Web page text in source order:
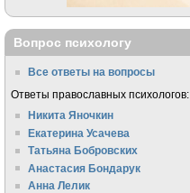
Вопрос психологу
Все ответы на вопросы
Ответы православных психологов:
Никита Яночкин
Екатерина Усачева
Татьяна Бобровских
Анастасия Бондарук
Анна Лелик